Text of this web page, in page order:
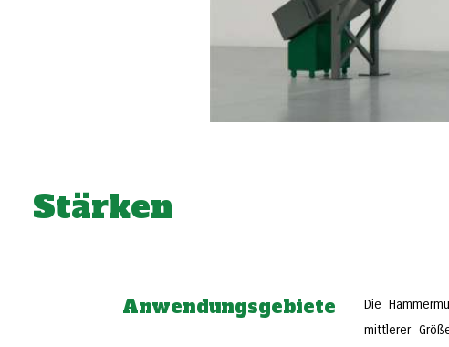
Stärken
Anwendungsgebiete
Die
mittlerer